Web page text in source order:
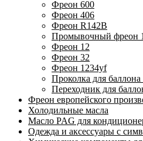
Фреон 600
Фреон 406
Фреон R142B
Промывочный фреон
Фреон 12
Фреон 32
Фреон 1234yf
Проколка для
Переходник для
Фреон европейского
Холодильные масла
Масло PAG для
Одежда и аксессуары с